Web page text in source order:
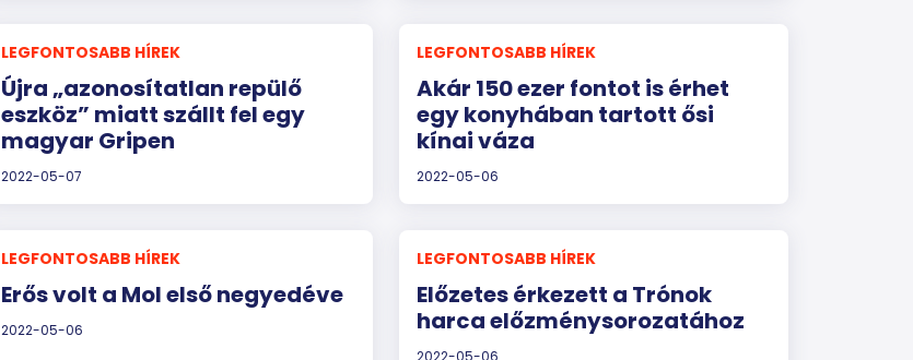
LEGFONTOSABB HÍREK
Újra „azonosítatlan repülő
eszköz” miatt szállt fel egy
magyar Gripen
2022-05-07
LEGFONTOSABB HÍREK
Akár 150 ezer fontot is érhet
egy konyhában tartott ősi
kínai váza
2022-05-06
LEGFONTOSABB HÍREK
Erős volt a Mol első negyedéve
2022-05-06
LEGFONTOSABB HÍREK
Előzetes érkezett a Trónok
harca előzménysorozatához
2022-05-06